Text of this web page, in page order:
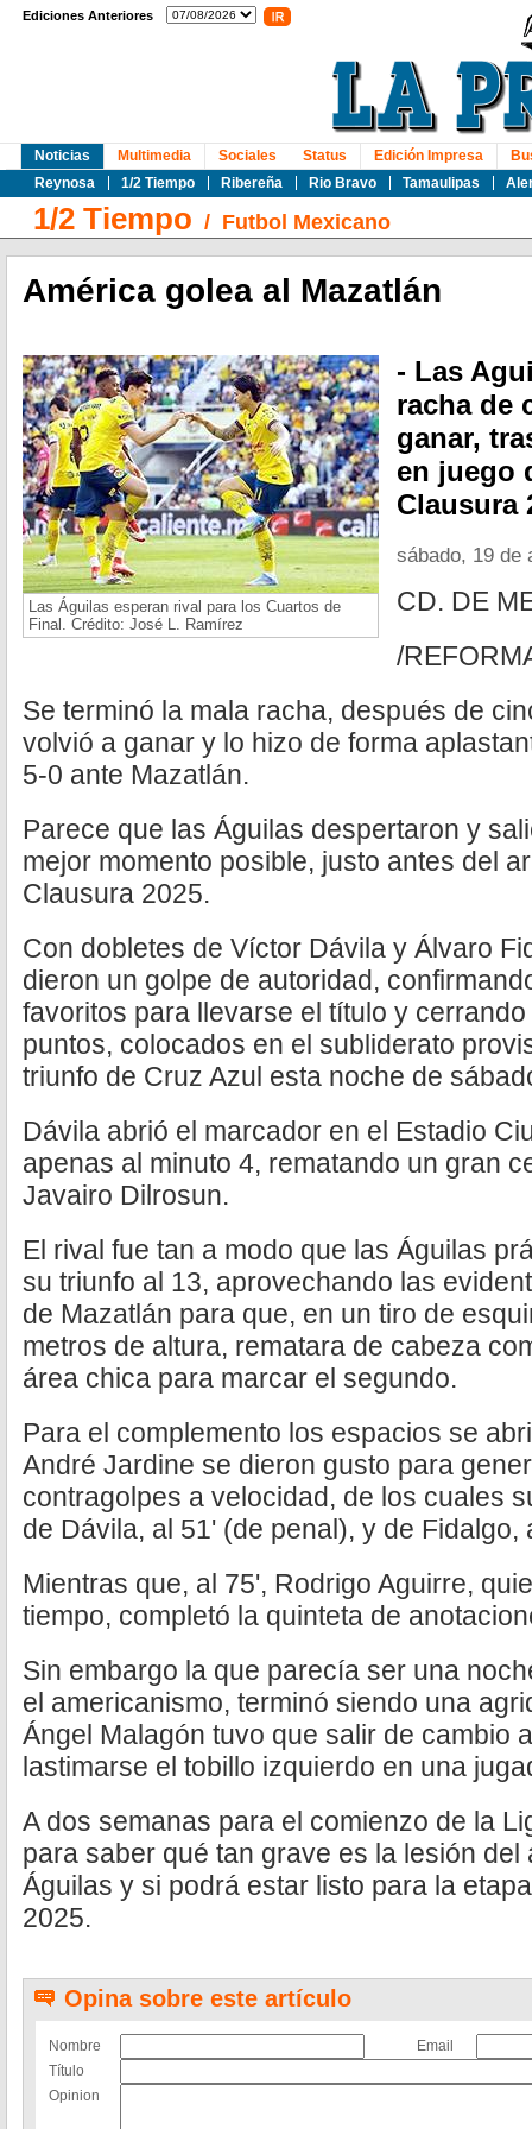
Ediciones Anteriores
Noticias
Reynosa
1/2 Tiempo Ribereña Rio Bravo Tamaulipas
Multimedia Sociales Status Edición Impresa
1/2 Tiempo / Futbol Mexicano
América golea al Mazatlán
Las Águilas esperan rival para los Cuartos de
Final. Crédito: José L. Ramírez
- Las
racha de
ganar,
en juego
Clausura
sábado, 19 de
CD. DE
/
Se terminó la mala racha, después de
volvió a ganar y lo hizo de forma
5-0 ante Mazatlán.
Parece que las Águilas despertaron y
mejor momento posible, justo antes del
Clausura 2025.
Con dobletes de Víctor Dávila y Álvaro
dieron un golpe de autoridad,
favoritos para llevarse el título y
puntos, colocados en el subliderato
triunfo de Cruz Azul esta noche de
Dávila abrió el marcador en el Estadio
apenas al minuto 4, rematando un gran
Javairo Dilrosun.
El rival fue tan a modo que las Águilas
su triunfo al 13, aprovechando las
de Mazatlán para que, en un tiro de
metros de altura, rematara de cabeza
área chica para marcar el segundo.
Para el complemento los espacios se
André Jardine se dieron gusto para
contragolpes a velocidad, de los cuales
de Dávila, al 51' (de penal), y de Fidalgo,
Mientras que, al 75', Rodrigo Aguirre,
tiempo, completó la quinteta de
Sin embargo la que parecía ser una
el americanismo, terminó siendo una
Ángel Malagón tuvo que salir de cambio
lastimarse el tobillo izquierdo en una
A dos semanas para el comienzo de la
para saber qué tan grave es la lesión del
Águilas y si podrá estar listo para la
2025.
Opina sobre este artículo
Nombre
Email
Título
Opinion